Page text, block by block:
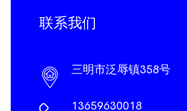
联系我们
三明市泛辱镇358号
13659630018